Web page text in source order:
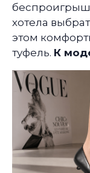
хотела
этом
туфель. К